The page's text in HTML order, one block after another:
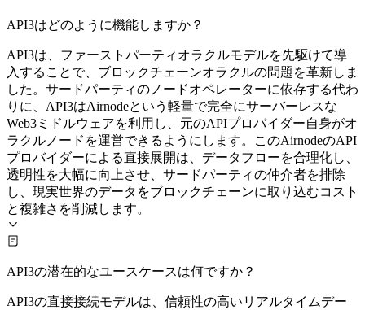
API3はどのように機能しますか？
API3は、ファーストパーティオラクルモデルを先駆けて導
入することで、ブロックチェーンオラクルの問題を革新しま
した。サードパーティのノードオペレーターに依存する代わ
りに、API3はAirnodeという軽量で完全にサーバーレスな
Web3ミドルウェアを利用し、元のAPIプロバイダー自身がオ
ラクルノードを運営できるようにします。このAirnodeのAPI
プロバイダーによる直接展開は、データフローを合理化し、
透明性を大幅に向上させ、サードパーティの仲介者を排除
し、現実世界のデータをブロックチェーンに取り込むコスト
と複雑さを削減します。
API3の潜在的なユースケースは何ですか？
API3の直接接続モデルは、信頼性の高いリアルタイムデー